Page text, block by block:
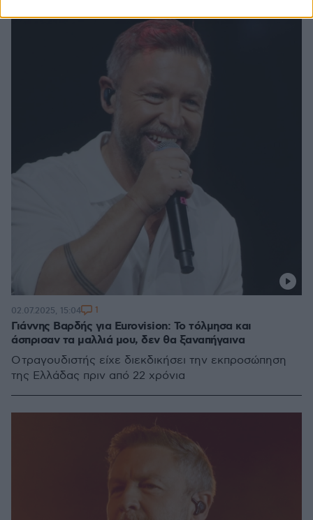
Γιάννης Βαρδής για Eurovision: Το τόλμησα και
άσπρισαν τα μαλλιά μου, δεν θα ξαναπήγαινα
Ο τραγουδιστής είχε διεκδικήσει την εκπροσώπηση
της Ελλάδας πριν από 22 χρόνια
02.07.2025, 15:04 1